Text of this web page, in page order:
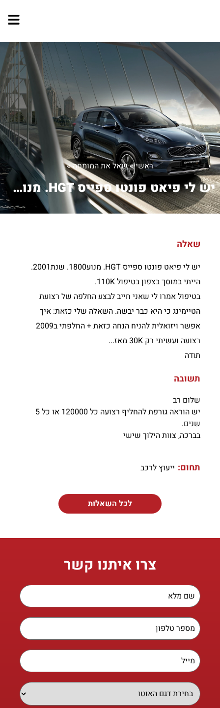
ראשי»שאל את המומחה»
יש לי פיאט פונטו ספייס HGT. מנוע1800....
שאלה
יש לי פיאט פונטו ספייס HGT. מנוע1800. שנת2001.
הייתי במוסך בצפון בטיפול 110K.
בטיפול אמרו לי שאני חייב לבצע החלפה של רצועת
הטיימינג כי היא כבר יבשה. השאלה שלי כזאת: איך
אפשר ויזואלית להניח הנחה כזאת + החלפתי ב2009
רצועה ועשיתי רק 30K מאז...
תודה
תשובה
שלום רב
יש הוראה גורפת להחליף רצועה כל 120000 או כל 5
שנים.
בברכה, צוות הילוך שישי
תחום: ייעוץ לרכב
לכל השאלות
צרו איתנו קשר